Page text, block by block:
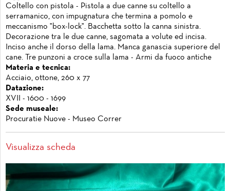
Coltello con pistola - Pistola a due canne su coltello a
serramanico, con impugnatura che termina a pomolo e
meccanismo "box-lock". Bacchetta sotto la canna sinistra.
Decorazione tra le due canne, sagomata a volute ed incisa.
Inciso anche il dorso della lama. Manca ganascia superiore del
cane. Tre punzoni a croce sulla lama - Armi da fuoco antiche
Materia e tecnica:
Acciaio, ottone, 260 x 77
Datazione:
XVII - 1600 - 1699
Sede museale:
Procuratie Nuove - Museo Correr
Visualizza scheda